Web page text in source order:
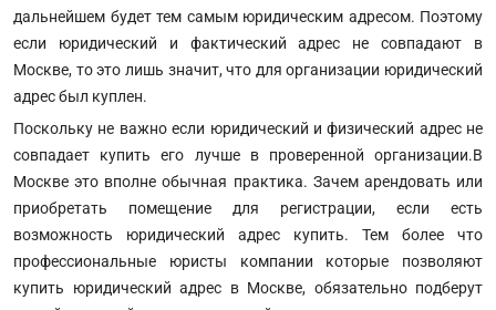
дальнейшем будет тем самым юридическим адресом. Поэтому
если юридический и фактический адрес не совпадают в
Москве, то это лишь значит, что для организации юридический
адрес был куплен.
Поскольку не важно если юридический и физический адрес не
совпадает купить его лучше в проверенной организации.В
Москве это вполне обычная практика. Зачем арендовать или
приобретать помещение для регистрации, если есть
возможность юридический адрес купить. Тем более что
профессиональные юристы компании которые позволяют
купить юридический адрес в Москве, обязательно подберут